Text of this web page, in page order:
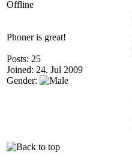
Offline
Phoner is great!
Posts: 25
Joined: 24. Jul 2009
Gender: